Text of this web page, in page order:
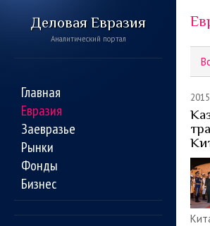
Деловая Евразия
Аналитический портал
Главная
Евразия
Заевразье
Рынки
Фонды
Бизнес